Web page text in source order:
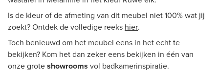
Is de kleur of de afmeting van dit meubel niet 100% wat jij
zoekt? Ontdek de volledige reeks hier.
Toch benieuwd om het meubel eens in het echt te
bekijken? Kom het dan zeker eens bekijken in één van
onze groteshowrooms vol badkamerinspiratie.